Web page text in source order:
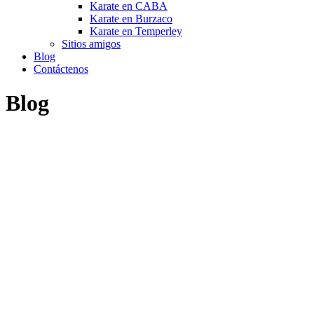
Karate en CABA
Karate en Burzaco
Karate en Temperley
Sitios amigos
Blog
Contáctenos
Blog